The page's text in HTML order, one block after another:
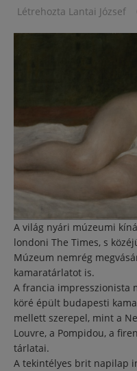
Létrehozta Lantai József
A világ nyári múzeumi
londoni The Times, s
Múzeum nemrég
kamaratárlatot is.
A francia impresszionista
köré épült budapesti
mellett szerepel, mint a
Louvre, a Pompidou, a
tárlatai.
A tekintélyes brit napilap